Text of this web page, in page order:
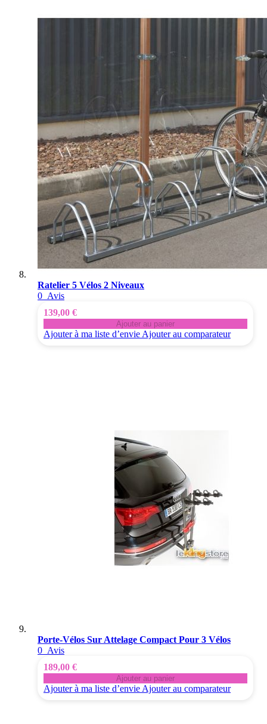
Ratelier 5 Vélos 2 Niveaux
0 Avis
139,00 €
Ajouter au panier
Ajouter à ma liste d’envie Ajouter au comparateur
Porte-Vélos Sur Attelage Compact Pour 3 Vélos
0 Avis
189,00 €
Ajouter au panier
Ajouter à ma liste d’envie Ajouter au comparateur